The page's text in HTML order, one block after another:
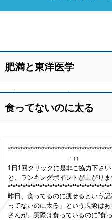
肥満と東洋医学
食ってないのに太る
↑↑↑ ↑↑↑この2
1日1回クリックに是非ご協力下さ
と、ランキングポイントが上がりま
昨日、食ってるのに痩せるという
ってないのに太る」という現象は
さんが、実際は食っているのに”食